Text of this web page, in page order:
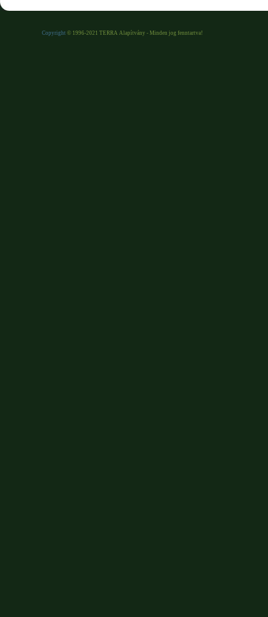
Copyright © 1996-2021 TERRA Alapítvány - Minden jog fenntartva!